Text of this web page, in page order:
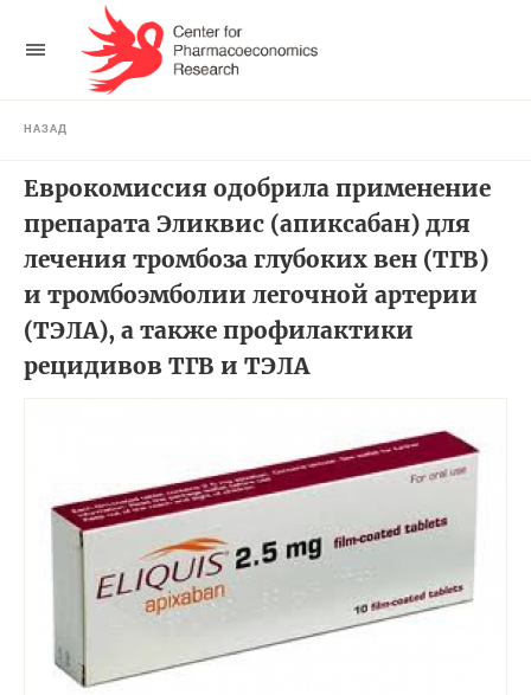
НАЗАД
Еврокомиссия одобрила применение
препарата Эликвис (апиксабан) для
лечения тромбоза глубоких вен (ТГВ)
и тромбоэмболии легочной артерии
(ТЭЛА), а также профилактики
рецидивов ТГВ и ТЭЛА